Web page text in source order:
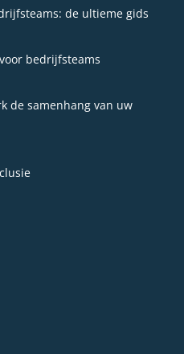
de ultieme gids
bedrijfsteams
de samenhang van uw